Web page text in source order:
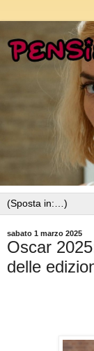
sabato 1 marzo 2025
Oscar
delle